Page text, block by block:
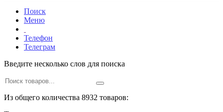
Поиск
Меню
Телефон
Телеграм
Введите несколько слов для поиска
Из общего количества 8932 товаров: